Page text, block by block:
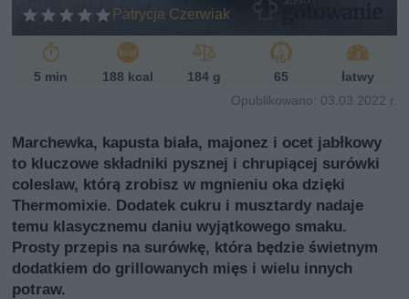
Patrycja Czerwiak
ń
sk
5 min 188 kcal 184 g 65
łatwy
Opublikowano: 03.03.2022 r.
Marchewka, kapusta biała, majonez i ocet jabłkowy
to kluczowe składniki pysznej i chrupiącej surówki
coleslaw, którą zrobisz w mgnieniu oka dzięki
Thermomixie. Dodatek cukru i musztardy nadaje
temu klasycznemu daniu wyjątkowego smaku.
Prosty przepis na surówkę, która będzie świetnym
dodatkiem do grillowanych mięs i wielu innych
potraw.